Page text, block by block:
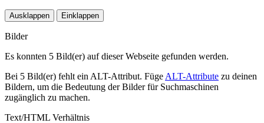
Ausklappen Einklappen
Bilder
Es konnten 5 Bild(er) auf dieser Webseite gefunden werden.
Bei 5 Bild(er) fehlt ein ALT-Attribut. Füge ALT-Attribute zu deinen
Bildern, um die Bedeutung der Bilder für Suchmaschinen
zugänglich zu machen.
Text/HTML Verhältnis